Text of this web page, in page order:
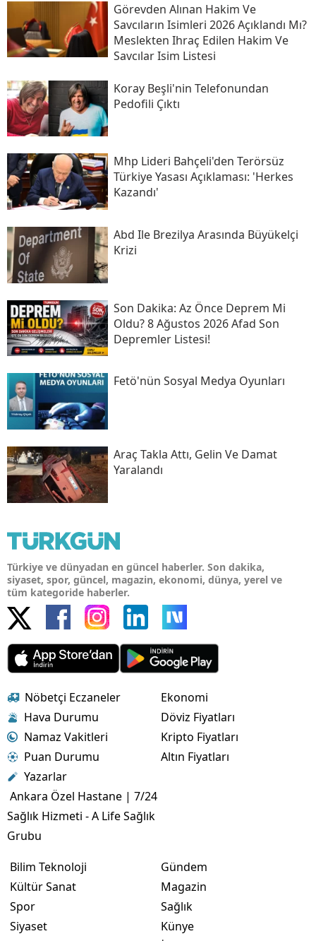
Görevden Alınan Hakim Ve
Savcıların Isimleri 2026 Açıklandı Mı?
Meslekten Ihraç Edilen Hakim Ve
Savcılar Isim Listesi
Koray Beşli'nin Telefonundan
Pedofili Çıktı
Mhp Lideri Bahçeli'den Terörsüz
Türkiye Yasası Açıklaması: 'herkes
Kazandı'
Abd Ile Brezilya Arasında Büyükelçi
Krizi
Son Daki̇ka: Az Önce Deprem Mi
Oldu? 8 Ağustos 2026 Afad Son
Depremler Listesi!
Fetö'nün Sosyal Medya Oyunları
Araç Takla Attı, Gelin Ve Damat
Yaralandı
Türkiye ve dünyadan en güncel haberler. Son dakika,
siyaset, spor, güncel, magazin, ekonomi, dünya, yerel ve
tüm kategoride haberler.
Nöbetçi Eczaneler
Hava Durumu
Namaz Vakitleri
Puan Durumu
Yazarlar
Ankara Özel Hastane | 7/24
Sağlık Hizmeti - A Life Sağlık
Grubu
Ekonomi
Döviz Fiyatları
Kripto Fiyatları
Altın Fiyatları
Bilim Teknoloji
Kültür Sanat
Spor
Siyaset
Gündem
Magazin
Sağlık
Künye